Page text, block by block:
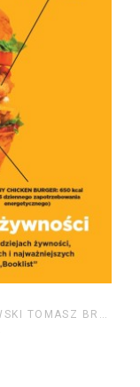
INSIGNIS MEDIA S.C. PAWEŁ BRZOZOWSKI TOMASZ BRZOZOWSKI